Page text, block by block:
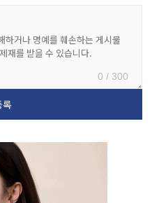
0 / 300